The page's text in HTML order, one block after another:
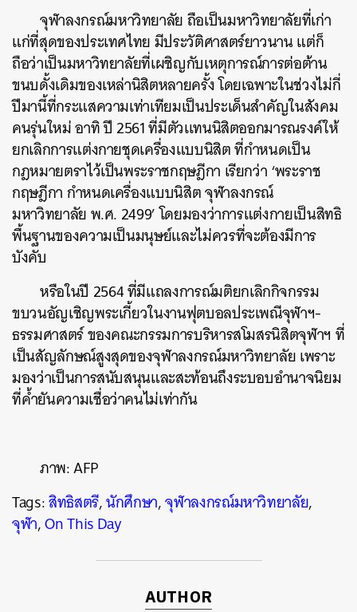
จุฬาลงกรณ์มหาวิทยาลัย ถือเป็นมหาวิทยาลัยที่เก่า
แก่ที่สุดของประเทศไทย มีประวัติศาสตร์ยาวนาน แต่ก็
ถือว่าเป็นมหาวิทยาลัยที่เผชิญกับเหตุการณ์การต่อต้าน
ขนบดั้งเดิมของเหล่านิสิตหลายครั้ง โดยเฉพาะในช่วงไม่กี่
ปีมานี้ที่กระแสความเท่าเทียมเป็นประเด็นสำคัญในสังคม
คนรุ่นใหม่ อาทิ ปี 2561 ที่มีตัวเเทนนิสิตออกมารณรงค์ให้
ยกเลิกการแต่งกายชุดเครื่องแบบนิสิต ที่กำหนดเป็น
กฎหมายตราไว้เป็นพระราชกฤษฎีกา เรียกว่า ‘พระราช
กฤษฎีกา กำหนดเครื่องแบบนิสิต จุฬาลงกรณ์
มหาวิทยาลัย พ.ศ. 2499’ โดยมองว่าการแต่งกายเป็นสิทธิ
พื้นฐานของความเป็นมนุษย์และไม่ควรที่จะต้องมีการ
บังคับ
หรือในปี 2564 ที่มีแถลงการณ์มติยกเลิกกิจกรรม
ขบวนอัญเชิญพระเกี้ยวในงานฟุตบอลประเพณีจุฬาฯ-
ธรรมศาสตร์ ของคณะกรรมการบริหารสโมสรนิสิตจุฬาฯ ที่
เป็นสัญลักษณ์สูงสุดของจุฬาลงกรณ์มหาวิทยาลัย เพราะ
มองว่าเป็นการสนับสนุนและสะท้อนถึงระบอบอำนาจนิยม
ที่ค้ำยันความเชื่อว่าคนไม่เท่ากัน
ภาพ: AFP
Tags:สิทธิสตรี,นักศึกษา,จุฬาลงกรณ์มหาวิทยาลัย,
จุฬา,On This Day
AUTHOR
SHARE TWEET LINE EMAIL